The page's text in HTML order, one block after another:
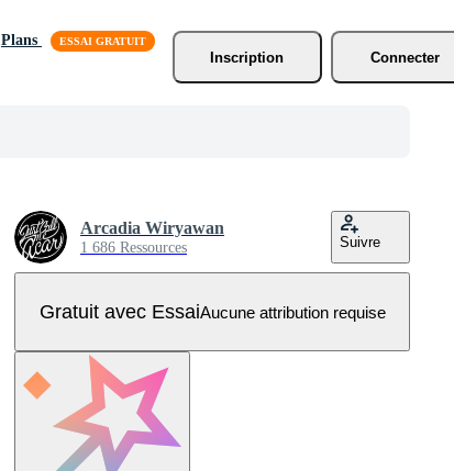
Plans
Inscription
Connecter
Arcadia Wiryawan
1 686 Ressources Suivre
Gratuit avec EssaiAucune attribution requise